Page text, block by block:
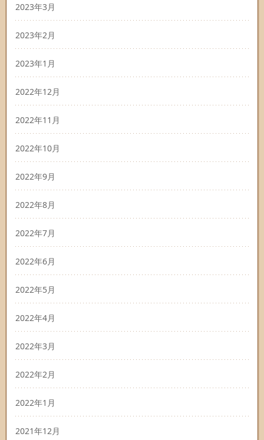
2023年3月
2023年2月
2023年1月
2022年12月
2022年11月
2022年10月
2022年9月
2022年8月
2022年7月
2022年6月
2022年5月
2022年4月
2022年3月
2022年2月
2022年1月
2021年12月